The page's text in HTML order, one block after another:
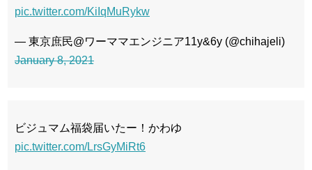
pic.twitter.com/KiIqMuRykw
— 東京庶民@ワーママエンジニア11y&6y (@chihajeli)
January 8, 2021
ビジュマム福袋届いたー！かわゆ
pic.twitter.com/LrsGyMiRt6